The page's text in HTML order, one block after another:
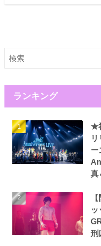
ランキング
★
ー
真
ッ
刑